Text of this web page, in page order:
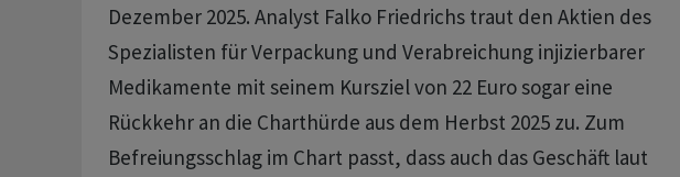
Dezember 2025. Analyst Falko Friedrichs traut den Aktien des
Spezialisten für Verpackung und Verabreichung injizierbarer
Medikamente mit seinem Kursziel von 22 Euro sogar eine
Rückkehr an die Charthürde aus dem Herbst 2025 zu. Zum
Befreiungsschlag im Chart passt, dass auch das Geschäft laut